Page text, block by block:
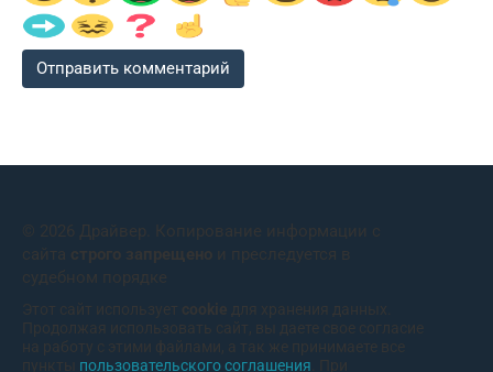
© 2026 Драйвер. Копирование информации с
сайта строго запрещено и преследуется в
судебном порядке
Этот сайт использует cookie для хранения данных.
Продолжая использовать сайт, вы даете свое согласие
на работу с этими файлами, а так же принимаете все
пункты пользовательского соглашения . При